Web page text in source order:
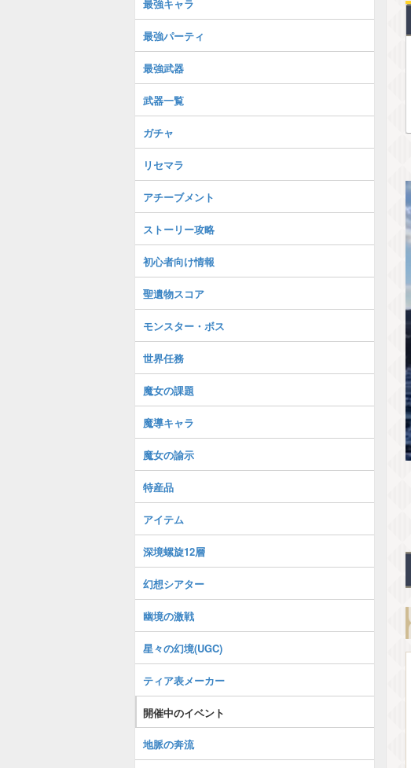
最強キャラ
最強パーティ
最強武器
武器一覧
ガチャ
リセマラ
アチーブメント
ストーリー攻略
初心者向け情報
聖遺物スコア
モンスター・ボス
世界任務
魔女の課題
魔導キャラ
魔女の諭示
特産品
アイテム
深境螺旋12層
幻想シアター
幽境の激戦
星々の幻境(UGC)
ティア表メーカー
開催中のイベント
地脈の奔流